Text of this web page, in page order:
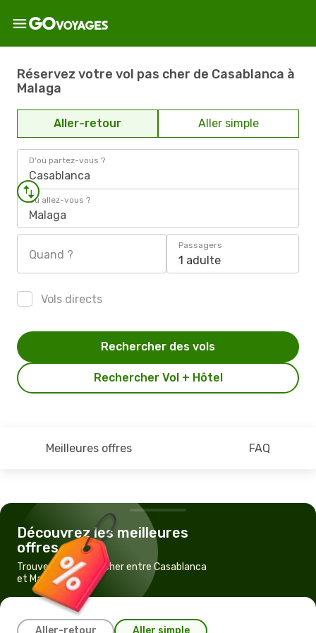
Réservez votre vol pas cher de Casablanca à
Malaga
Aller-retour Aller simple
D'où partez-vous ?
Casablanca
Où allez-vous ?
Malaga
Quand ?
Passagers
1 adulte
Vols directs
Rechercher Vol + Hôtel
Rechercher des vols
Meilleures offres FAQ
Découvrez les meilleures
offres
Trouvez un vol pas cher entre Casablanca
et Malaga
Aller-retour Aller simple